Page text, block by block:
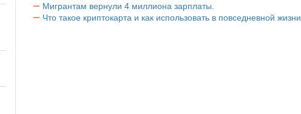
Мигрантам вернули 4 миллиона зарплаты.
Что такое криптокарта и как использовать в повседневной жизни